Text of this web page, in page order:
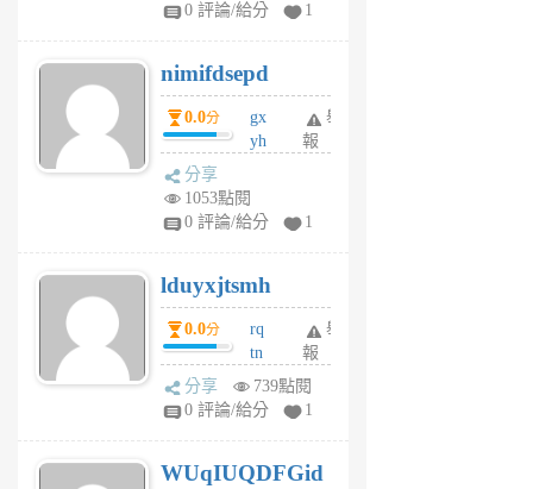
U
5
個
月
0 評論/給分
1
nimifdsepd
0.0分
gx
yh
jl
月
前
舉
報
分享
1053點閱
0 評論/給分
1
lduyxjtsmh
0.0分
rq
tn
jt
gl
個
舉
報
分享
739點閱
0 評論/給分
1
WUqIUQDFGid